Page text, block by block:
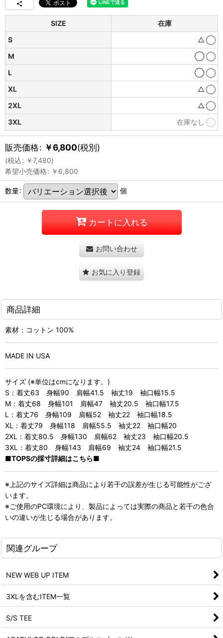
SIZE
在庫
S
△
M
◯
L
◯
XL
△
2XL
△
3XL
在庫なし
販売価格: ￥6,800(税別)
(税込: ￥7,480)
希望小売価格: ￥ 6,800
数量: 個
カートに入れる
お問い合わせ
お気に入り登録
商品詳細
素材：コットン 100%
MADE IN USA
サイズ (※単位はcmになります。)
S：着丈63 身幅90 肩幅41.5 袖丈19 袖口幅15.5
M：着丈68 身幅101 肩幅47 袖丈20.5 袖口幅17.5
L：着丈76 身幅109 肩幅52 袖丈22 袖口幅18.5
XL：着丈79 身幅118 肩幅55.5 袖丈22 袖口幅20
2XL：着丈80.5 身幅130 肩幅62 袖丈23 袖口幅20.5
3XL：着丈80 身幅143 肩幅69 袖丈24 袖口幅21.5
■TOPSの採寸詳細はこちら■
※上記のサイズ詳細は商品により若干の誤差が生じる可能性がござ
います。
※ご使用のPC環境により、製品によっては実際の商品と若干の色合
いの違いが生じる場合があります。
関連グループ
NEW WEB UP ITEM
3XLを含むITEM一覧
S/S TEE